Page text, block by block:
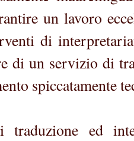
un lavoro
di
di un servizio di
spiccatamente
traduzione ed